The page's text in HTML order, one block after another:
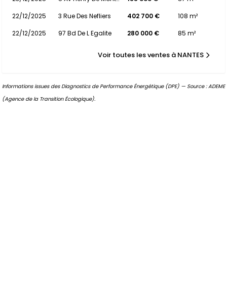
22/12/2025
3 Rue Des Nefliers 402 700 €
108 m²
22/12/2025
97 Bd De L Egalite 280 000 € 85 m²
Voir toutes les ventes à NANTES
Informations issues des Diagnostics de Performance Énergétique (DPE) — Source : ADEME
(Agence de la Transition Écologique).